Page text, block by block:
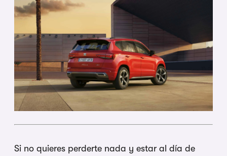
Si no quieres perderte nada y estar al día de